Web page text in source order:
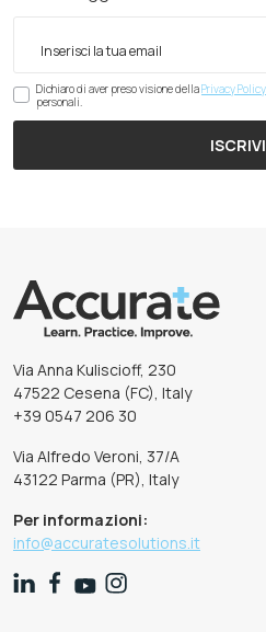
Dichiaro di aver preso visione dellaPrivacy Policy
personali.
Via Anna Kuliscioff, 230
47522 Cesena (FC), Italy
+39 0547 206 30
Via Alfredo Veroni, 37/A
43122 Parma (PR), Italy
Per informazioni:
info@accuratesolutions.it